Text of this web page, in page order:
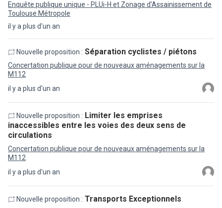
il y a plus d'un an
Enquête publique unique - PLUi-H et Zonage d'Assainissement de
Toulouse Métropole
il y a plus d'un an
Nouvelle proposition : Séparation cyclistes / piétons
Concertation publique pour de nouveaux aménagements sur la
M112
il y a plus d'un an
Nouvelle proposition : Limiter les emprises
inaccessibles entre les voies des deux sens de
circulations
Concertation publique pour de nouveaux aménagements sur la
M112
Nouvelle proposition : Transports Exceptionnels